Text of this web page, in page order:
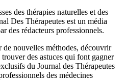
des thérapies naturelles et des
Des Thérapeutes est un média
des rédacteurs professionnels.
de nouvelles méthodes, découvrir
des astuces qui font gagner
du Journal des Thérapeutes
des médecines